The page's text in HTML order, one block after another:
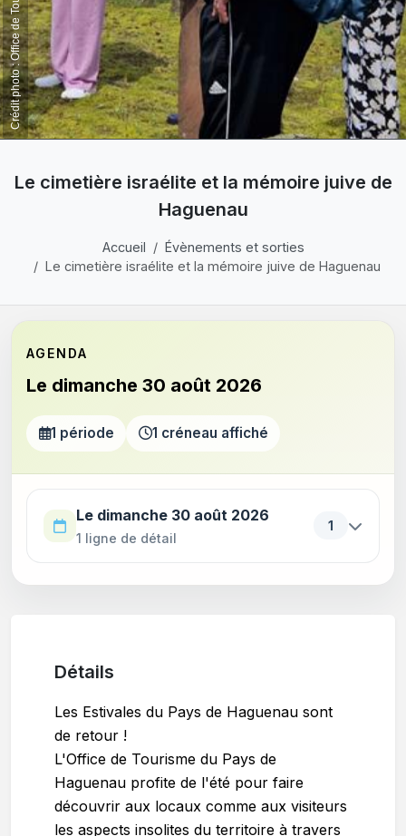
Le cimetière israélite et la mémoire juive de
Haguenau
Accueil
Évènements et sorties
Le cimetière israélite et la mémoire juive de Haguenau
AGENDA
Le dimanche 30 août 2026
1 période 1 créneau affiché
Le dimanche 30 août 2026
1 ligne de détail
1
Détails
Les Estivales du Pays de Haguenau sont
de retour !
L'Office de Tourisme du Pays de
Haguenau profite de l'été pour faire
découvrir aux locaux comme aux visiteurs
les aspects insolites du territoire à travers